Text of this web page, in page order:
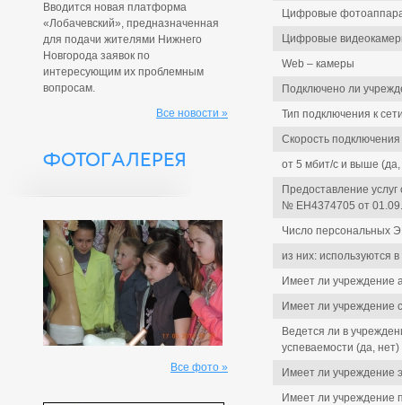
Вводится новая платформа
«Лобачевский», предназначенная
для подачи жителями Нижнего
Новгорода заявок по
интересующим их проблемным
вопросам.
Все новости »
ФОТОГАЛЕРЕЯ
Все фото »
Цифровые
Цифровые
Web – камеры
Подключено ли
Тип подключения к
Скорость
от 5 мбит/с и выше (да,
Предоставление
№ ЕН4374705 от
Число персональных
из них: используются
Имеет ли учреждение
Имеет ли учреждение
Ведется ли в
успеваемости (да, нет)
Имеет ли учреждение
Имеет ли учреждение